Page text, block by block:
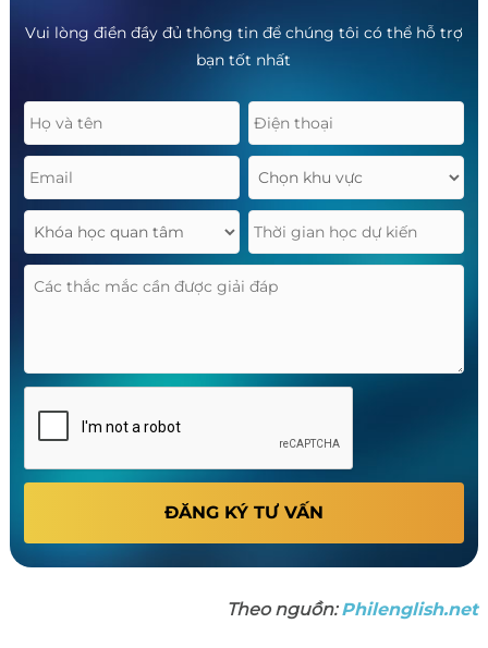
Vui lòng điền đầy đủ thông tin để chúng tôi có thể hỗ trợ
bạn tốt nhất
ĐĂNG KÝ TƯ VẤN
Theo nguồn:Philenglish.net